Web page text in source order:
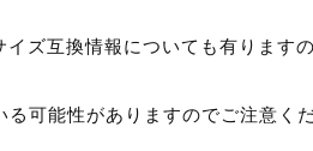
ズ互換情報についても有ります
可能性がありますのでご注意くだ